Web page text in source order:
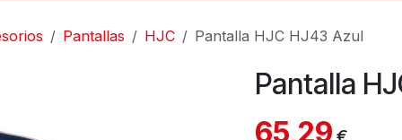
Pantallas HJC Pantalla HJC HJ43 Azul
Pantalla
65,29